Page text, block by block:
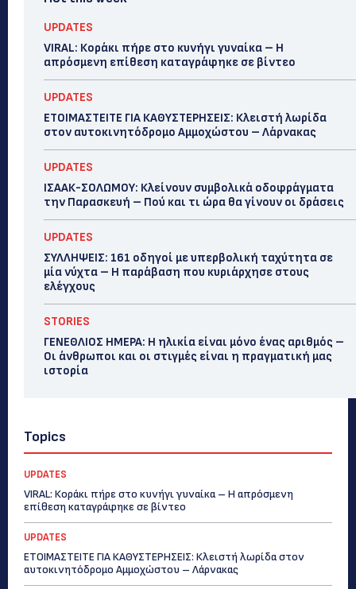
UPDATES
VIRAL: Κοράκι πήρε στο κυνήγι γυναίκα – Η
απρόσμενη επίθεση καταγράφηκε σε βίντεο
UPDATES
ΕΤΟΙΜΑΣΤΕΙΤΕ ΓΙΑ ΚΑΘΥΣΤΕΡΗΣΕΙΣ: Κλειστή λωρίδα
στον αυτοκινητόδρομο Αμμοχώστου – Λάρνακας
UPDATES
ΙΣΑΑΚ-ΣΟΛΩΜΟΥ: Κλείνουν συμβολικά οδοφράγματα
την Παρασκευή – Πού και τι ώρα θα γίνουν οι δράσεις
UPDATES
ΣΥΛΛΗΨΕΙΣ: 161 οδηγοί με υπερβολική ταχύτητα σε
μία νύχτα – Η παράβαση που κυριάρχησε στους
ελέγχους
STORIES
ΓΕΝΕΘΛΙΟΣ ΗΜΕΡΑ: Η ηλικία είναι μόνο ένας αριθμός –
Οι άνθρωποι και οι στιγμές είναι η πραγματική μας
ιστορία
Topics
UPDATES
VIRAL: Κοράκι πήρε στο κυνήγι γυναίκα – Η απρόσμενη
επίθεση καταγράφηκε σε βίντεο
UPDATES
ΕΤΟΙΜΑΣΤΕΙΤΕ ΓΙΑ ΚΑΘΥΣΤΕΡΗΣΕΙΣ: Κλειστή λωρίδα στον
αυτοκινητόδρομο Αμμοχώστου – Λάρνακας